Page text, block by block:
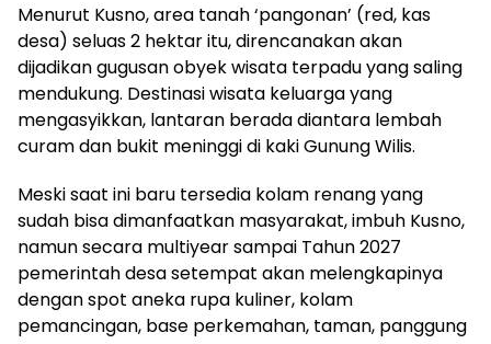
Menurut Kusno, area tanah ‘pangonan’ (red, kas
desa) seluas 2 hektar itu, direncanakan akan
dijadikan gugusan obyek wisata terpadu yang saling
mendukung. Destinasi wisata keluarga yang
mengasyikkan, lantaran berada diantara lembah
curam dan bukit meninggi di kaki Gunung Wilis.
Meski saat ini baru tersedia kolam renang yang
sudah bisa dimanfaatkan masyarakat, imbuh Kusno,
namun secara multiyear sampai Tahun 2027
pemerintah desa setempat akan melengkapinya
dengan spot aneka rupa kuliner, kolam
pemancingan, base perkemahan, taman, panggung